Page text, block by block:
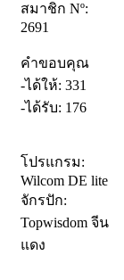
สมาชิก Nº:
2691
คำขอบคุณ
-ได้ให้: 331
-ได้รับ: 176
โปรแกรม:
Wilcom DE lite
จักรปัก:
Topwisdom จีน
แดง